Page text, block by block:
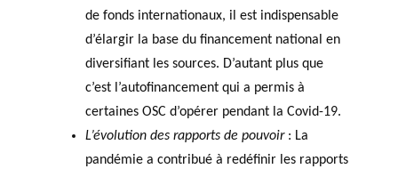
de fonds internationaux, il est indispensable
d’élargir la base du financement national en
diversifiant les sources. D’autant plus que
c’est l’autofinancement qui a permis à
certaines OSC d’opérer pendant la Covid-19.
L’évolution des rapports de pouvoir: La
pandémie a contribué à redéfinir les rapports